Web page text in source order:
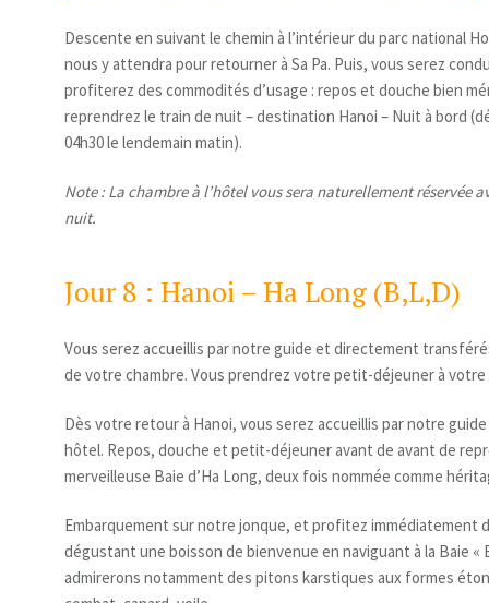
Descente en suivant le chemin à l’intérieur du parc national
nous y attendra pour retourner à Sa Pa. Puis, vous serez
profiterez des commodités d’usage : repos et douche bien
reprendrez le train de nuit – destination Hanoi – Nuit à bord
04h30 le lendemain matin).
Note : La chambre à l’hôtel vous sera naturellement réservée
nuit.
Jour 8 : Hanoi – Ha Long (B,L,D)
Vous serez accueillis par notre guide et directement
de votre chambre. Vous prendrez votre petit-déjeuner à
Dès votre retour à Hanoi, vous serez accueillis par notre
hôtel. Repos, douche et petit-déjeuner avant de avant de
merveilleuse Baie d’Ha Long, deux fois nommée comme
Embarquement sur notre jonque, et profitez immédiatement
dégustant une boisson de bienvenue en naviguant à la Baie «
admirerons notamment des pitons karstiques aux formes